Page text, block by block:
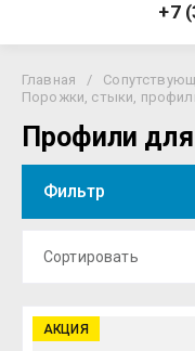
+7
Главная /
Порожки, стыки,
Профили
Фильтр
Сортировать
Цена -
АКЦИЯ